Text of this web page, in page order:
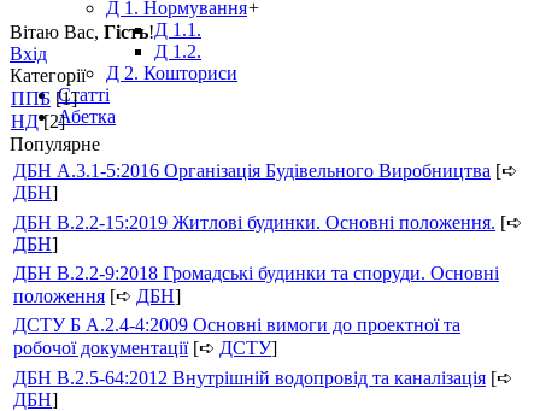
Д 1. Нормування+
Д 1.1.
Д 1.2.
Д 2. Кошториси
Статті
Абетка
Вітаю Вас, Гість!
Вхід
Категорії
ППБ [1]
НД [2]
Популярне
ДБН А.3.1-5:2016 Організація Будівельного Виробництва [➪
ДБН]
ДБН В.2.2-15:2019 Житлові будинки. Основні положення. [➪
ДБН]
ДБН В.2.2-9:2018 Громадські будинки та споруди. Основні
положення [➪ ДБН]
ДСТУ Б А.2.4-4:2009 Основні вимоги до проектної та
робочої документації[➪ ДСТУ]
ДБН В.2.5-64:2012 Внутрішній водопровід та каналізація [➪
ДБН]